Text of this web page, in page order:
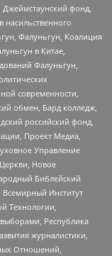
фонд,
Фалуньгун, Коалиция
в Китае,
Фалуньгун,
современности,
обмен, Бард колледж,
российский фонд,
Проект Медиа,
Управление
Новое
Библейский
Институт
Технологии,
Республика
журналистики,
Отношений,